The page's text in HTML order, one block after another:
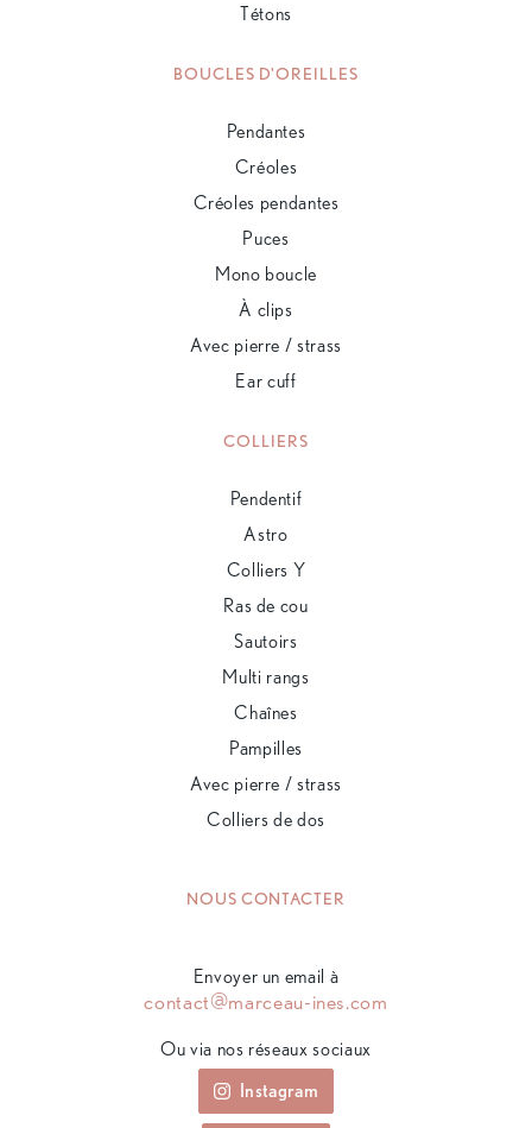
Tétons
BOUCLES D'OREILLES
Pendantes
Créoles
Créoles pendantes
Puces
Mono boucle
À clips
Avec pierre / strass
Ear cuff
COLLIERS
Pendentif
Astro
Colliers Y
Ras de cou
Sautoirs
Multi rangs
Chaînes
Pampilles
Avec pierre / strass
Colliers de dos
NOUS CONTACTER
Envoyer un email à
contact@marceau-ines.com
Ou via nos réseaux sociaux
Instagram